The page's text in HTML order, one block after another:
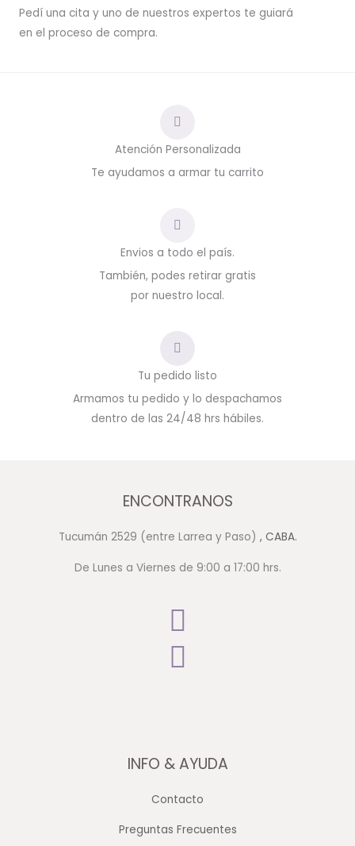
Pedí una cita y uno de nuestros expertos te guiará
en el proceso de compra.
Atención Personalizada
Te ayudamos a armar tu carrito
Envios a todo el país.
También, podes retirar gratis
por nuestro local.
Tu pedido listo
Armamos tu pedido y lo despachamos
dentro de las 24/48 hrs hábiles.
ENCONTRANOS
Tucumán 2529 (entre Larrea y Paso) , CABA.
De Lunes a Viernes de 9:00 a 17:00 hrs.
INFO & AYUDA
Contacto
Preguntas Frecuentes